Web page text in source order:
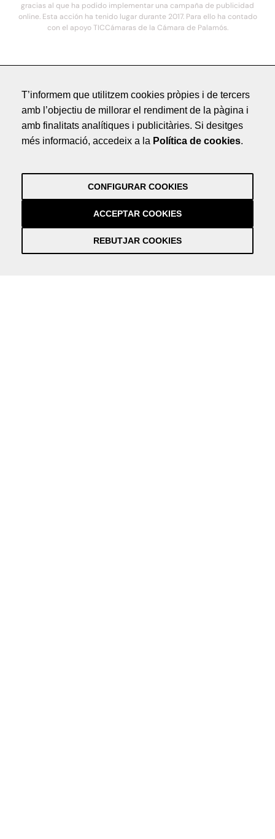
gracias al que ha podido implementar una campaña de publicidad
online. Esta acción ha tenido lugar durante 2017. Para ello ha contado
con el apoyo TICCámaras de la Cámara de Palamós.
Política de Privacitat
Política de Privacitat
T’informem que utilitzem cookies pròpies i de tercers
amb l’objectiu de millorar el rendiment de la pàgina i
amb finalitats analítiques i publicitàries. Si desitges
més informació, accedeix a la Política de cookies.
CONFIGURAR COOKIES
REBUTJAR COOKIES
ACCEPTAR COOKIES